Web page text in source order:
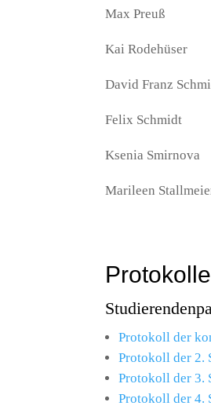
Max Preuß
Kai Rodehüser
David Franz
Felix Schmidt
Ksenia Smirnova
Marileen
Protokoll der
Protokoll der 2.
Protokoll der 3.
Protokoll der 4.